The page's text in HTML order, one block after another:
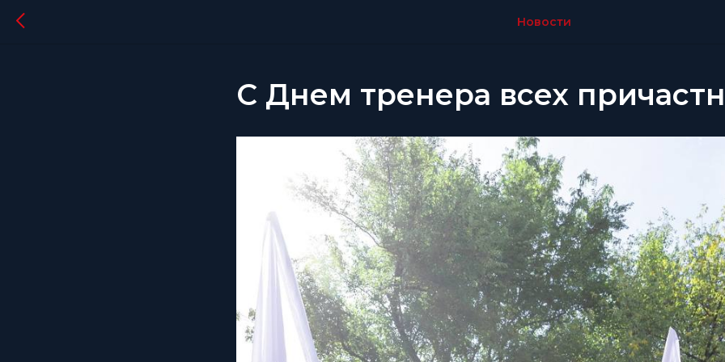
Новости
С Днем тренера всех